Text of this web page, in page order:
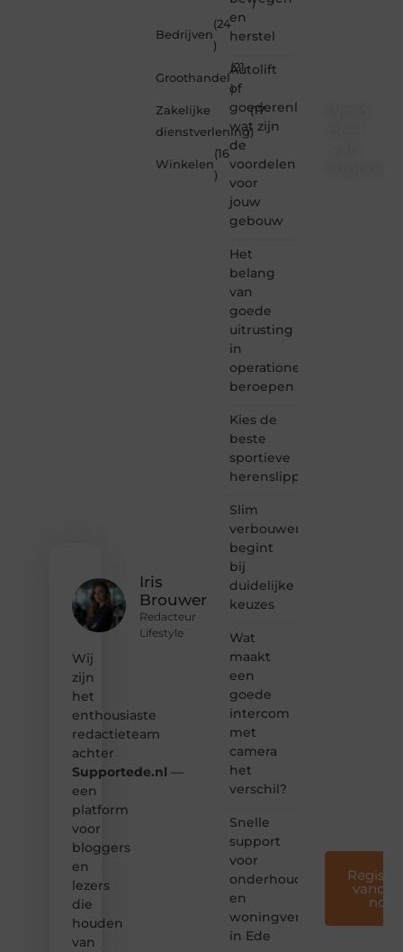
Iris
Brouwer
Redacteur
Lifestyle
Wij
zijn
het
enthousiaste
redactieteam
achter
Supportede.nl —
een
platform
voor
bloggers
en
lezers
die
houden
van
Bedrijven
(24
)
Groothandel
(21
)
Zakelijke
dienstverlening
(17
)
Winkelen
(16
)
en
herstel
Autolift
of
goederenliften
wat zijn
de
voordelen
voor
jouw
gebouw
Het
belang
van
goede
uitrusting
in
operationele
beroepen
Kies de
beste
sportieve
herenslippers
Slim
verbouwen
begint
bij
duidelijke
keuzes
Wat
maakt
een
goede
intercom
met
camera
het
verschil?
Snelle
support
voor
onderhoud
en
woningverbetering
in Ede
nog